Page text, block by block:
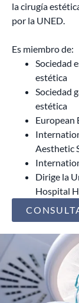
la cirugía
por la UNED.
Es miembro de:
Sociedad
estética
Sociedad
estética
European
Aesthetic
Dirige la
Hospital